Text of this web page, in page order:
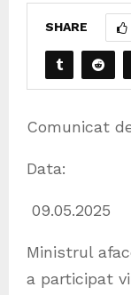
SHARE
Comunicat
Data:
09.05.2025
Ministrul
a participat